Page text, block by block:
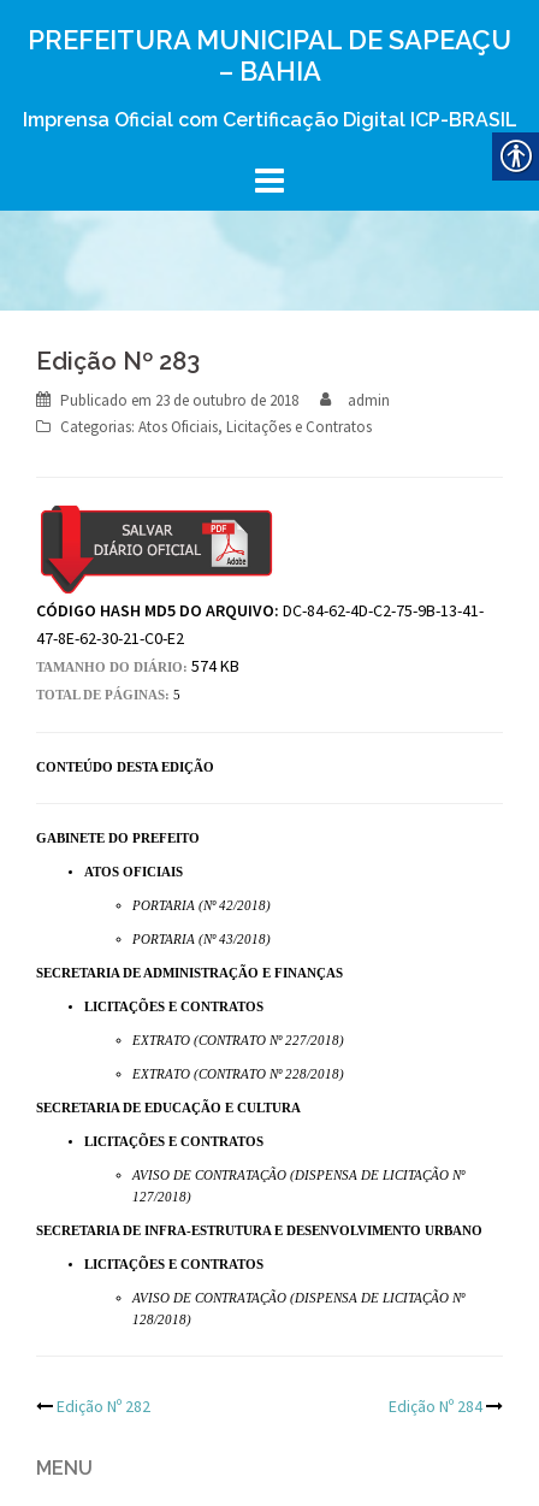
PREFEITURA MUNICIPAL DE SAPEAÇU
– BAHIA
Imprensa Oficial com Certificação Digital ICP-BRASIL
Edição Nº 283
Publicado em 23 de outubro de 2018
admin
Categorias: Atos Oficiais, Licitações e Contratos
CÓDIGO HASH MD5 DO ARQUIVO: DC-84-62-4D-C2-75-9B-13-41-
47-8E-62-30-21-C0-E2
TAMANHO DO DIÁRIO: 574 KB
TOTAL DE PÁGINAS: 5
CONTEÚDO DESTA EDIÇÃO
GABINETE DO PREFEITO
ATOS OFICIAIS
PORTARIA (Nº 42/2018)
PORTARIA (Nº 43/2018)
SECRETARIA DE ADMINISTRAÇÃO E FINANÇAS
LICITAÇÕES E CONTRATOS
EXTRATO (CONTRATO Nº 227/2018)
EXTRATO (CONTRATO Nº 228/2018)
SECRETARIA DE EDUCAÇÃO E CULTURA
LICITAÇÕES E CONTRATOS
AVISO DE CONTRATAÇÃO (DISPENSA DE LICITAÇÃO Nº
127/2018)
SECRETARIA DE INFRA-ESTRUTURA E DESENVOLVIMENTO URBANO
LICITAÇÕES E CONTRATOS
AVISO DE CONTRATAÇÃO (DISPENSA DE LICITAÇÃO Nº
128/2018)
Post
navigation
Edição Nº 282 Edição Nº 284
MENU